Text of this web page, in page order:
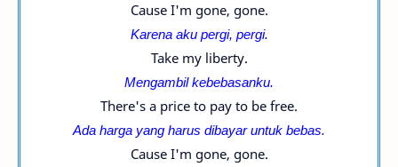
Cause I'm gone, gone.
Karena aku pergi, pergi.
Take my liberty.
Mengambil kebebasanku.
There's a price to pay to be free.
Ada harga yang harus dibayar untuk bebas.
Cause I'm gone, gone.